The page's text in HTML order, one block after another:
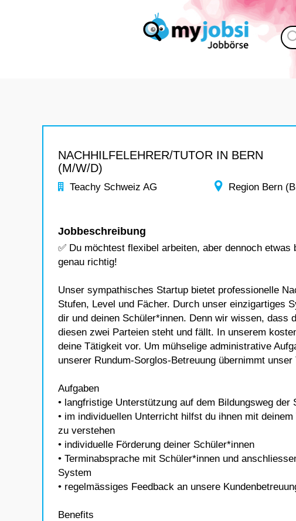
NACHHILFELEHRER/TUTOR IN BERN
(M/W/D)
Teachy Schweiz AG Region Bern
Jobbeschreibung
✅ Du möchtest flexibel arbeiten, aber dennoch
genau richtig!
Unser sympathisches Startup bietet professionelle
Stufen, Level und Fächer. Durch unser einzigartiges
dir und deinen Schüler*innen. Denn wir wissen, dass
diesen zwei Parteien steht und fällt. In unserem
deine Tätigkeit vor. Um mühselige administrative
unserer Rundum-Sorglos-Betreuung übernimmt
Aufgaben
• langfristige Unterstützung auf dem Bildungsweg der
• im individuellen Unterricht hilfst du ihnen mit
zu verstehen
• individuelle Förderung deiner Schüler*innen
• Terminabsprache mit Schüler*innen und
System
• regelmässiges Feedback an unsere
Benefits